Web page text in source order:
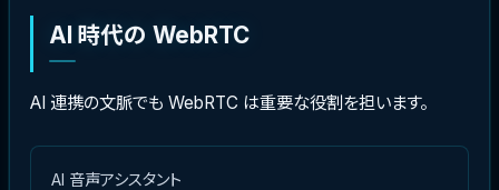
AI 時代の WebRTC
AI 連携の文脈でも WebRTC は重要な役割を担います。
AI 音声アシスタント